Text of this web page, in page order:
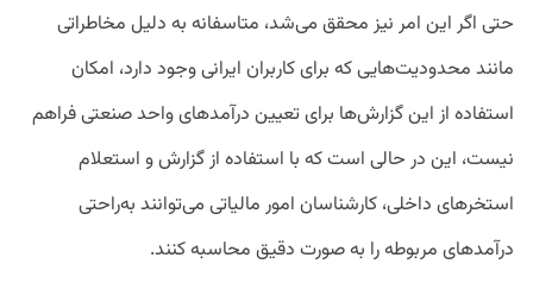
حتی اگر این امر نیز محقق می‌شد، متاسفانه به دلیل مخاطراتی
مانند محدودیت‌هایی که برای کاربران ایرانی وجود دارد، امکان
استفاده از این گزارش‌ها برای تعیین درآمد‌های واحد صنعتی فراهم
نیست، این در حالی است که با استفاده از گزارش و استعلام
استخر‌های داخلی، کارشناسان امور مالیاتی می‌توانند به‌راحتی
درآمد‌های مربوطه را به صورت دقیق محاسبه کنند.